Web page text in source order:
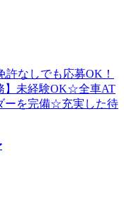
なしでも応募OK！
】未経験OK☆全車AT
ーを完備☆充実した待